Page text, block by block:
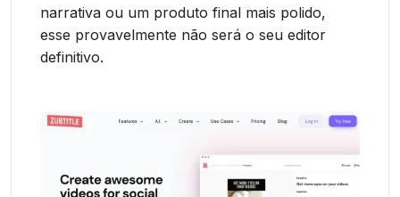
narrativa ou um produto final mais polido,
esse provavelmente não será o seu editor
definitivo.